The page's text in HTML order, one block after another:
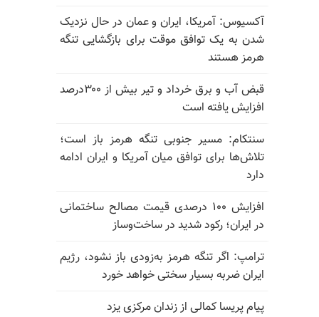
آکسیوس: آمریکا، ایران و عمان در حال نزدیک
شدن به یک توافق موقت برای بازگشایی تنگه
هرمز هستند
قبض آب و برق خرداد و تیر بیش از ۳۰۰درصد
افزایش یافته است
سنتکام: مسیر جنوبی تنگه هرمز باز است؛
تلاش‌ها برای توافق میان آمریکا و ایران ادامه
دارد
افزایش ۱۰۰ درصدی قیمت مصالح ساختمانی
در ایران؛ رکود شدید در ساخت‌وساز
ترامپ: اگر تنگه هرمز به‌زودی باز نشود، رژیم
ایران ضربه بسیار سختی خواهد خورد
پیام پریسا کمالی از زندان مرکزی یزد